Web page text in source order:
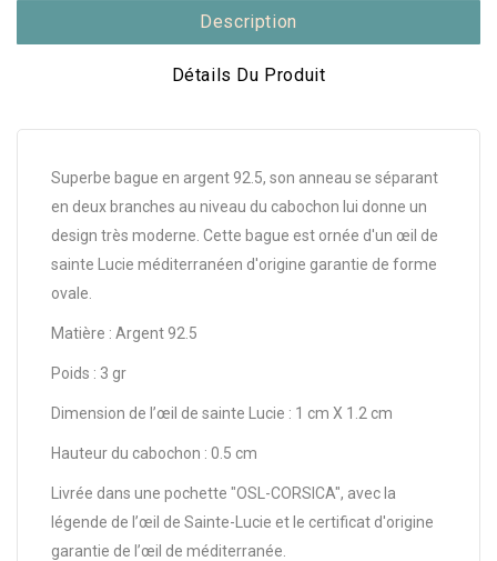
Description
Détails Du Produit
Superbe bague en argent 92.5, son anneau se séparant
en deux branches au niveau du cabochon lui donne un
design très moderne. Cette bague est ornée d'un œil de
sainte Lucie méditerranéen d'origine garantie de forme
ovale.
Matière : Argent 92.5
Poids : 3 gr
Dimension de l’œil de sainte Lucie : 1 cm X 1.2 cm
Hauteur du cabochon : 0.5 cm
Livrée dans une pochette "OSL-CORSICA", avec la
légende de l’œil de Sainte-Lucie et le certificat d'origine
garantie de l’œil de méditerranée.